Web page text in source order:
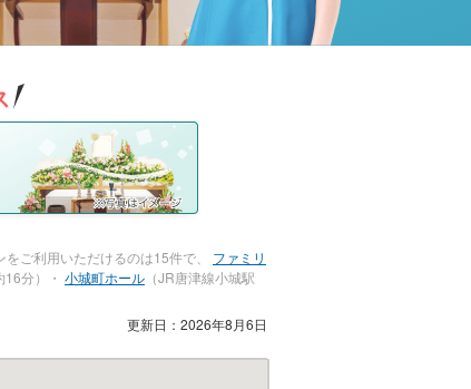
ご利用いただけるのは15件で、 ファミリ
分）・ 小城町ホール （JR唐津線小城駅
更新日： 2026年8月6日